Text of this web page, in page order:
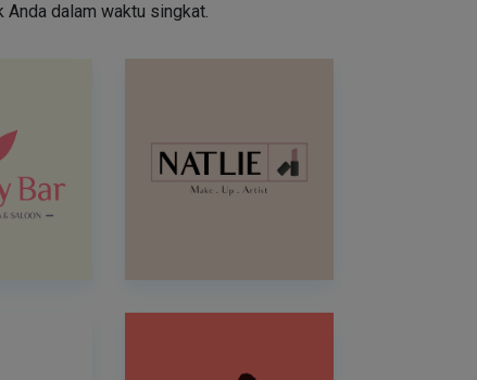
dalam waktu singkat.